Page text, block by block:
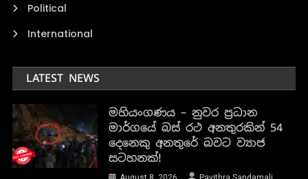
Political
International
LATEST NEWS
මහියංගණය – නුවර ප්‍රධාන
මාර්ගයේ බස් රථ අනතුරකින් 54
දෙනෙකු අනතුරේ බවට ව්‍යාජ
සටහනක්!